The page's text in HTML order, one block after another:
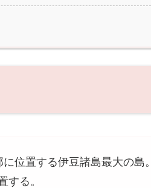
位置する伊豆諸島最大の島。
する。